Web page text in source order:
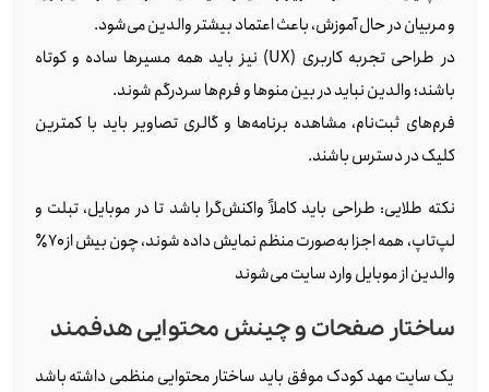
و مربیان در حال آموزش، باعث اعتماد بیشتر والدین می‌شود.
در طراحی تجربه کاربری (UX) نیز باید همه مسیرها ساده و کوتاه
باشند؛ والدین نباید در بین منوها و فرم‌ها سردرگم شوند.
فرم‌های ثبت‌نام، مشاهده برنامه‌ها و گالری تصاویر باید با کمترین
کلیک در دسترس باشند.
نکته طلایی: طراحی باید کاملاً واکنش‌گرا باشد تا در موبایل، تبلت و
لپ‌تاپ، همه اجزا به‌صورت منظم نمایش داده شوند، چون بیش از ۷۰٪
والدین از موبایل وارد سایت می‌شوند
ساختار صفحات و چینش محتوایی هدفمند
یک سایت مهد کودک موفق باید ساختار محتوایی منظمی داشته باشد